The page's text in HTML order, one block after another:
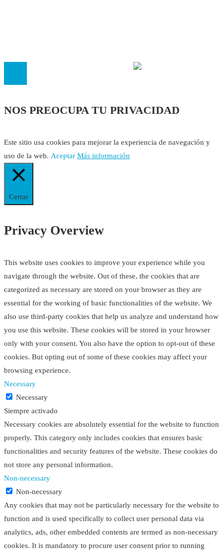
NOS PREOCUPA TU PRIVACIDAD
Este sitio usa cookies para mejorar la experiencia de navegación y
uso de la web. Aceptar Más información
Cerrar
Privacy Overview
This website uses cookies to improve your experience while you
navigate through the website. Out of these, the cookies that are
categorized as necessary are stored on your browser as they are
essential for the working of basic functionalities of the website. We
also use third-party cookies that help us analyze and understand how
you use this website. These cookies will be stored in your browser
only with your consent. You also have the option to opt-out of these
cookies. But opting out of some of these cookies may affect your
browsing experience.
Necessary
Necessary
Siempre activado
Necessary cookies are absolutely essential for the website to function
properly. This category only includes cookies that ensures basic
functionalities and security features of the website. These cookies do
not store any personal information.
Non-necessary
Non-necessary
Any cookies that may not be particularly necessary for the website to
function and is used specifically to collect user personal data via
analytics, ads, other embedded contents are termed as non-necessary
cookies. It is mandatory to procure user consent prior to running